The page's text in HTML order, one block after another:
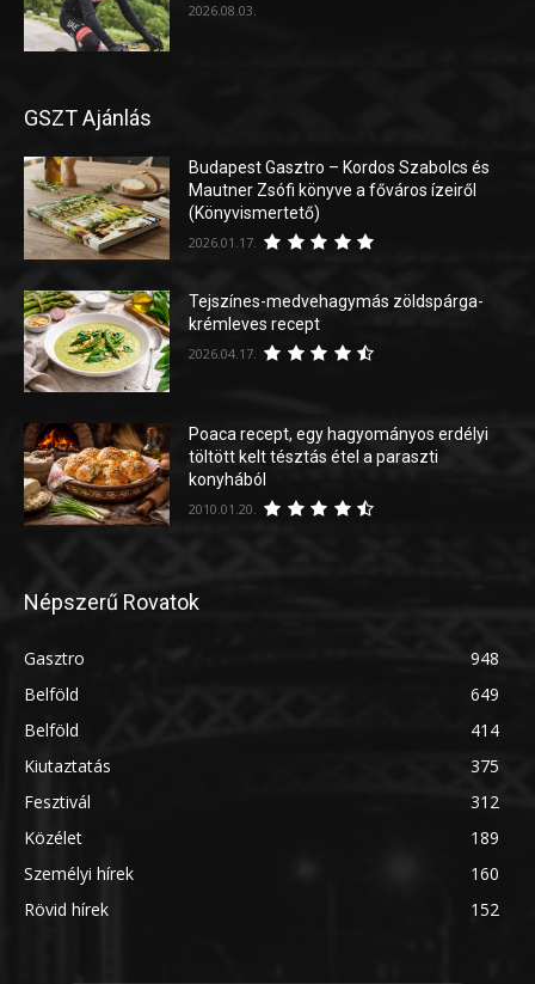
2026.08.03.
GSZT Ajánlás
Budapest Gasztro – Kordos Szabolcs és
Mautner Zsófi könyve a főváros ízeiről
(Könyvismertető)
2026.01.17.
Tejszínes-medvehagymás zöldspárga-
krémleves recept
2026.04.17.
Poaca recept, egy hagyományos erdélyi
töltött kelt tésztás étel a paraszti
konyhából
2010.01.20.
Népszerű Rovatok
Gasztro
948
Belföld
649
Belföld
414
Kiutaztatás
375
Fesztivál
312
Közélet
189
Személyi hírek
160
Rövid hírek
152